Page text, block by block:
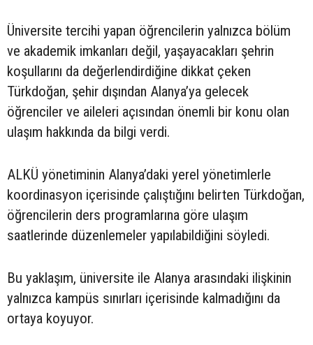
Üniversite tercihi yapan öğrencilerin yalnızca bölüm
ve akademik imkanları değil, yaşayacakları şehrin
koşullarını da değerlendirdiğine dikkat çeken
Türkdoğan, şehir dışından Alanya’ya gelecek
öğrenciler ve aileleri açısından önemli bir konu olan
ulaşım hakkında da bilgi verdi.
ALKÜ yönetiminin Alanya’daki yerel yönetimlerle
koordinasyon içerisinde çalıştığını belirten Türkdoğan,
öğrencilerin ders programlarına göre ulaşım
saatlerinde düzenlemeler yapılabildiğini söyledi.
Bu yaklaşım, üniversite ile Alanya arasındaki ilişkinin
yalnızca kampüs sınırları içerisinde kalmadığını da
ortaya koyuyor.